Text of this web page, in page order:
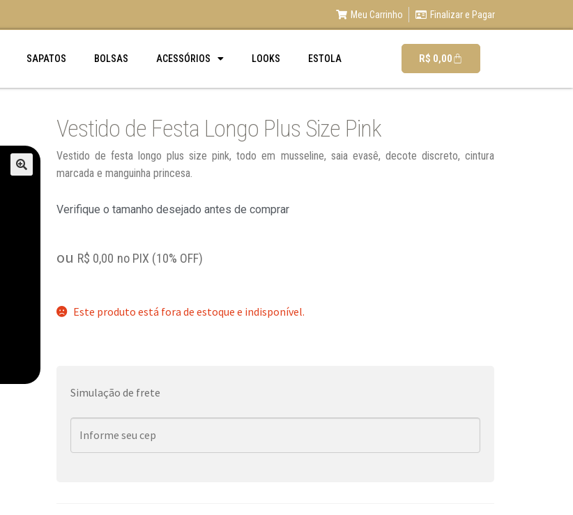
Meu Carrinho Finalizar e Pagar
SAPATOS BOLSAS ACESSÓRIOS LOOKS ESTOLA R$ 0,00
Vestido de Festa Longo Plus Size Pink
Vestido de festa longo plus size pink, todo em musseline, saia evasê, decote discreto, cintura
marcada e manguinha princesa.
Verifique o tamanho desejado antes de comprar
ou R$ 0,00 no PIX (10% OFF)
Este produto está fora de estoque e indisponível.
Simulação de frete